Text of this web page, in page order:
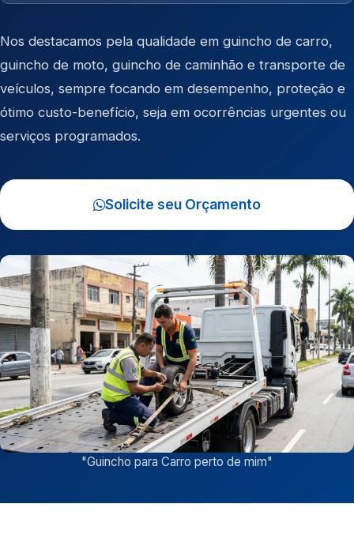
Nos destacamos pela qualidade em guincho de carro,
guincho de moto, guincho de caminhão e transporte de
veículos, sempre focando em desempenho, proteção e
ótimo custo-benefício, seja em ocorrências urgentes ou
serviços programados.
Solicite seu Orçamento
"Guincho para Carro perto de mim"